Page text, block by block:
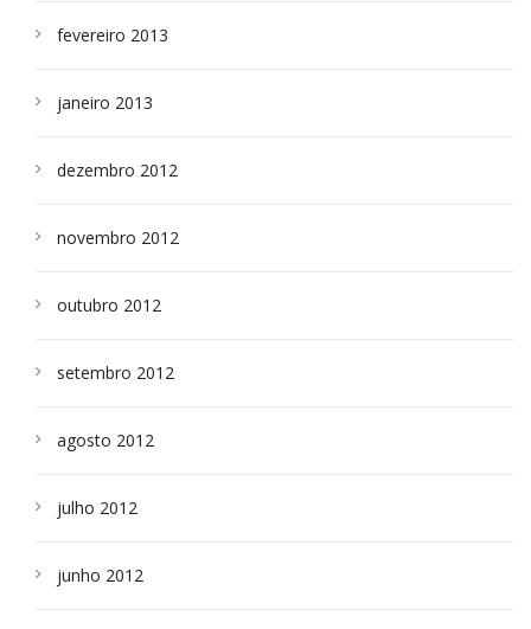
fevereiro 2013
janeiro 2013
dezembro 2012
novembro 2012
outubro 2012
setembro 2012
agosto 2012
julho 2012
junho 2012